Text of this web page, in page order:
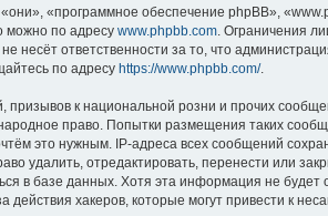
«программное обеспечение phpBB»,
можно по адресу www.phpbb.com . Ограничения
несёт ответственности за то, что
по адресу https://www.phpbb.com/.
к национальной розни и прочих
право. Попытки размещения таких
это нужным. IP-адреса всех сообщений
удалить, отредактировать, перенести или
в базе данных. Хотя эта информация не будет
хакеров, которые могут привести к